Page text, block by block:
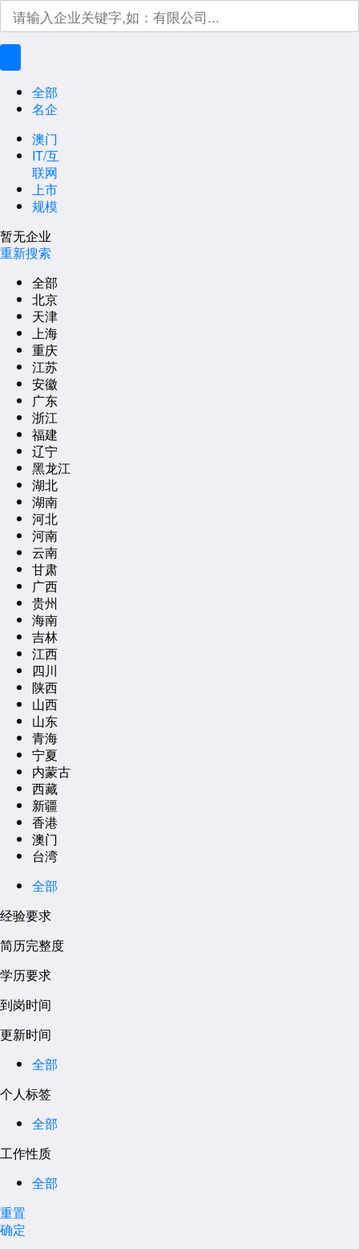
全部
名企
澳门
IT/互
联网
上市
规模
暂无企业
重新搜索
全部
北京
天津
上海
重庆
江苏
安徽
广东
浙江
福建
辽宁
黑龙江
湖北
湖南
河北
河南
云南
甘肃
广西
贵州
海南
吉林
江西
四川
陕西
山西
山东
青海
宁夏
内蒙古
西藏
新疆
香港
澳门
台湾
全部
经验要求
简历完整度
学历要求
到岗时间
更新时间
全部
个人标签
全部
工作性质
全部
重置
确定